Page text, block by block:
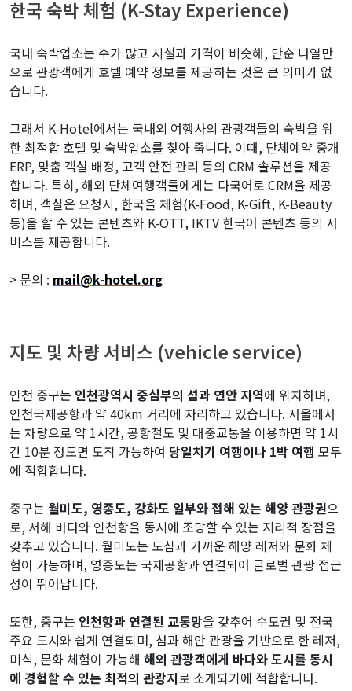
한국 숙박 체험 (K-Stay Experience)
국내 숙박업소는 수가 많고 시설과 가격이 비슷해, 단순 나열만
으로 관광객에게 호텔 예약 정보를 제공하는 것은 큰 의미가 없
습니다.
그래서 K-Hotel에서는 국내외 여행사의 관광객들의 숙박을 위
한 최적합 호텔 및 숙박업소를 찾아 줍니다. 이때, 단체예약 중개
ERP, 맞춤 객실 배정, 고객 안전 관리 등의 CRM 솔루션을 제공
합니다. 특히, 해외 단체여행객들에게는 다국어로 CRM을 제공
하며, 객실은 요청시, 한국을 체험(K-Food, K-Gift, K-Beauty
등)을 할 수 있는 콘텐츠와 K-OTT, IKTV 한국어 콘텐츠 등의 서
비스를 제공합니다.
> 문의 : mail@k-hotel.org
지도 및 차량 서비스 (vehicle service)
인천 중구는 인천광역시 중심부의 섬과 연안 지역에 위치하며,
인천국제공항과 약 40km 거리에 자리하고 있습니다. 서울에서
는 차량으로 약 1시간, 공항철도 및 대중교통을 이용하면 약 1시
간 10분 정도면 도착 가능하여 당일치기 여행이나 1박 여행 모두
에 적합합니다.
중구는 월미도, 영종도, 강화도 일부와 접해 있는 해양 관광권으
로, 서해 바다와 인천항을 동시에 조망할 수 있는 지리적 장점을
갖추고 있습니다. 월미도는 도심과 가까운 해양 레저와 문화 체
험이 가능하며, 영종도는 국제공항과 연결되어 글로벌 관광 접근
성이 뛰어납니다.
또한, 중구는 인천항과 연결된 교통망을 갖추어 수도권 및 전국
주요 도시와 쉽게 연결되며, 섬과 해안 관광을 기반으로 한 레저,
미식, 문화 체험이 가능해 해외 관광객에게 바다와 도시를 동시
에 경험할 수 있는 최적의 관광지로 소개되기에 적합합니다.